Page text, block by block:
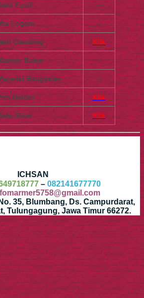
Fosil –
Logam –
Clauding Klik
Bakar –
Bangunan –
Holder Klik
Sikat Klik
ICHSAN
– 082141677770
35, Blumbang, Ds. Campurdarat,
Tulungagung, Jawa Timur 66272.